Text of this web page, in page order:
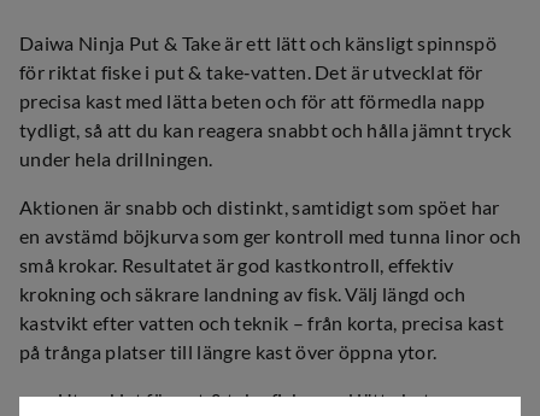
Daiwa Ninja Put & Take är ett lätt och känsligt spinnspö
för riktat fiske i put & take‑vatten. Det är utvecklat för
precisa kast med lätta beten och för att förmedla napp
tydligt, så att du kan reagera snabbt och hålla jämnt tryck
under hela drillningen.
Aktionen är snabb och distinkt, samtidigt som spöet har
en avstämd böjkurva som ger kontroll med tunna linor och
små krokar. Resultatet är god kastkontroll, effektiv
krokning och säkrare landning av fisk. Välj längd och
kastvikt efter vatten och teknik – från korta, precisa kast
på trånga platser till längre kast över öppna ytor.
Utvecklat för put & take‑fiske med lätta beten